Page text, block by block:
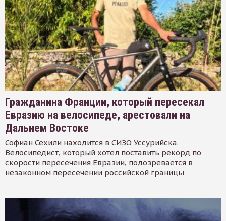
Гражданина Франции, который пересекал
Евразию на велосипеде, арестовали на
Дальнем Востоке
Софиан Сехили находится в СИЗО Уссурийска.
Велосипедист, который хотел поставить рекорд по
скорости пересечения Евразии, подозревается в
незаконном пересечении российской границы